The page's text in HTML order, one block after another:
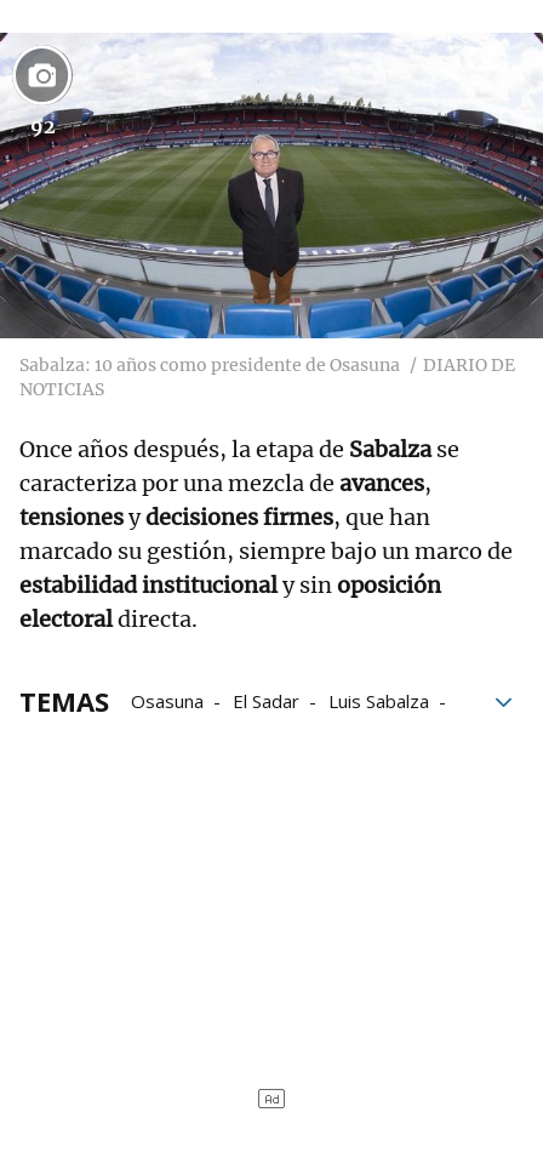
92
Sabalza: 10 años como presidente de Osasuna
DIARIO DE
NOTICIAS
Once años después, la etapa de Sabalzase
caracteriza por una mezcla de avances,
tensionesydecisiones firmes, que han
marcado su gestión, siempre bajo un marco de
estabilidad institucionaly sinoposición
electoraldirecta.
TEMAS Osasuna El Sadar
Luis Sabalza